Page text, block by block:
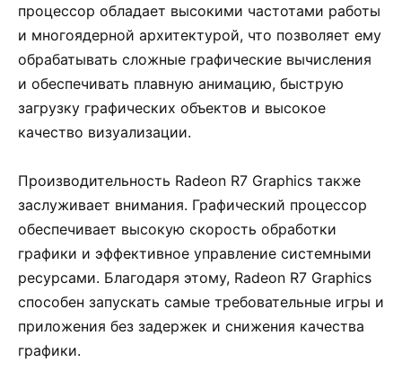
процессор обладает высокими частотами работы
и многоядерной архитектурой, что позволяет ему
обрабатывать сложные графические вычисления
и обеспечивать плавную анимацию, быструю
загрузку графических объектов и высокое
качество визуализации.
Производительность Radeon R7 Graphics также
заслуживает внимания. Графический процессор
обеспечивает высокую скорость обработки
графики и эффективное управление системными
ресурсами. Благодаря этому, Radeon R7 Graphics
способен запускать самые требовательные игры и
приложения без задержек и снижения качества
графики.